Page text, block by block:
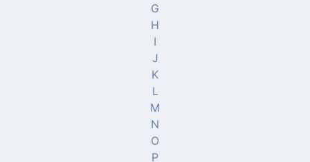
G
H
I
J
K
L
M
N
O
P